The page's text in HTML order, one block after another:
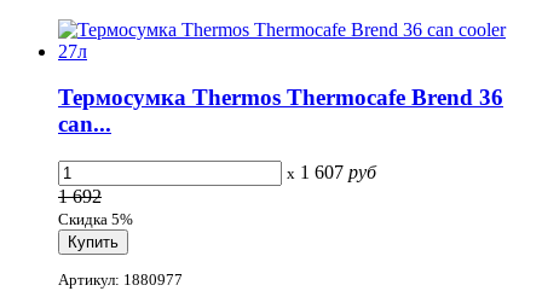
Термосумка Thermos Thermocafe Brend 36
can...
x 1 607 руб
1 692
Скидка 5%
Артикул: 1880977